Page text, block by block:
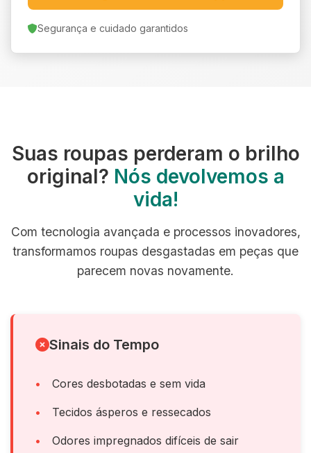
Segurança e cuidado garantidos
Suas roupas perderam o brilho
original? Nós devolvemos a
vida!
Com tecnologia avançada e processos inovadores,
transformamos roupas desgastadas em peças que
parecem novas novamente.
Sinais do Tempo
Cores desbotadas e sem vida
Tecidos ásperos e ressecados
Odores impregnados difíceis de sair